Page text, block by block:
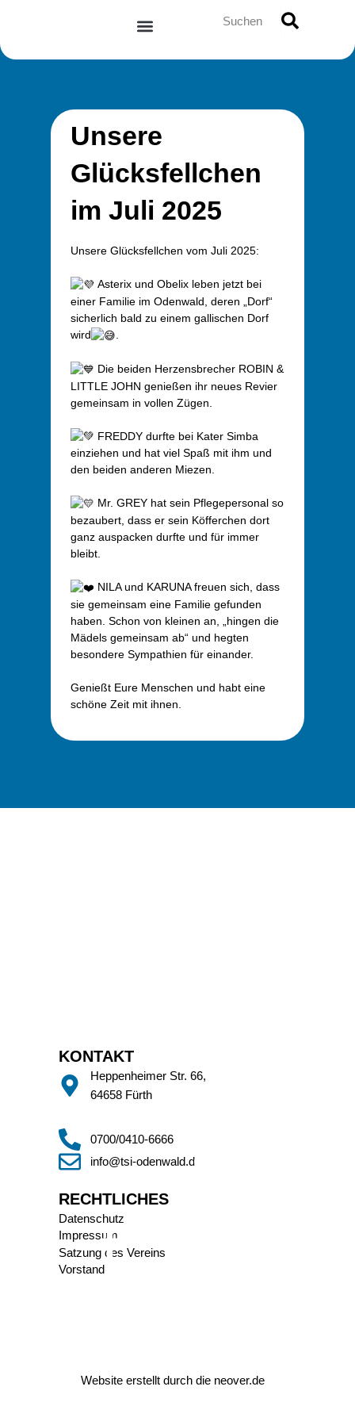
springen
Suche
Unsere
Glücksfellchen
im Juli 2025
Unsere Glücksfellchen vom Juli 2025:
Asterix und Obelix leben jetzt bei
einer Familie im Odenwald, deren „Dorf“
sicherlich bald zu einem gallischen Dorf
wird
Die beiden Herzensbrecher ROBIN &
LITTLE JOHN genießen ihr neues Revier
gemeinsam in vollen Zügen.
FREDDY durfte bei Kater Simba
einziehen und hat viel Spaß mit ihm und
den beiden anderen Miezen.
Mr. GREY hat sein Pflegepersonal so
bezaubert, dass er sein Köfferchen dort
ganz auspacken durfte und für immer
bleibt.
NILA und KARUNA freuen sich, dass
sie gemeinsam eine Familie gefunden
haben. Schon von kleinen an, „hingen die
Mädels gemeinsam ab“ und hegten
besondere Sympathien für einander.
Genießt Eure Menschen und habt eine
schöne Zeit mit ihnen.
KONTAKT
Heppenheimer Str. 66,
64658 Fürth
0700/0410-6666
info@tsi-odenwald.de
RECHTLICHES
Datenschutz
Impressum
Satzung des Vereins
Vorstand
Website erstellt durch die neover.de